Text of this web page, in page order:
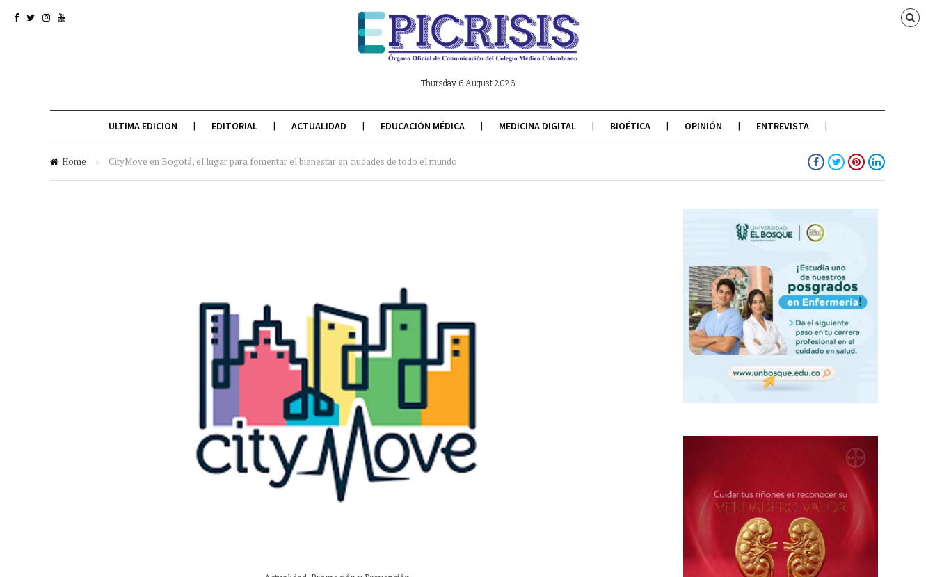
Thursday 6 August 2026
ULTIMA EDICION EDITORIAL ACTUALIDAD EDUCACIÓN MÉDICA MEDICINA DIGITAL BIOÉTICA OPINIÓN ENTREVISTA
Home » CityMove en Bogotá, el lugar para fomentar el bienestar en ciudades de todo el mundo